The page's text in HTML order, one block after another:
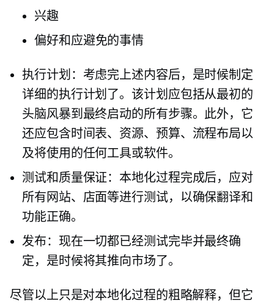
兴趣
偏好和应避免的事情
执行计划：考虑完上述内容后，是时候制定
详细的执行计划了。该计划应包括从最初的
头脑风暴到最终启动的所有步骤。此外，它
还应包含时间表、资源、预算、流程布局以
及将使用的任何工具或软件。
测试和质量保证：本地化过程完成后，应对
所有网站、店面等进行测试，以确保翻译和
功能正确。
发布：现在一切都已经测试完毕并最终确
定，是时候将其推向市场了。
尽管以上只是对本地化过程的粗略解释，但它